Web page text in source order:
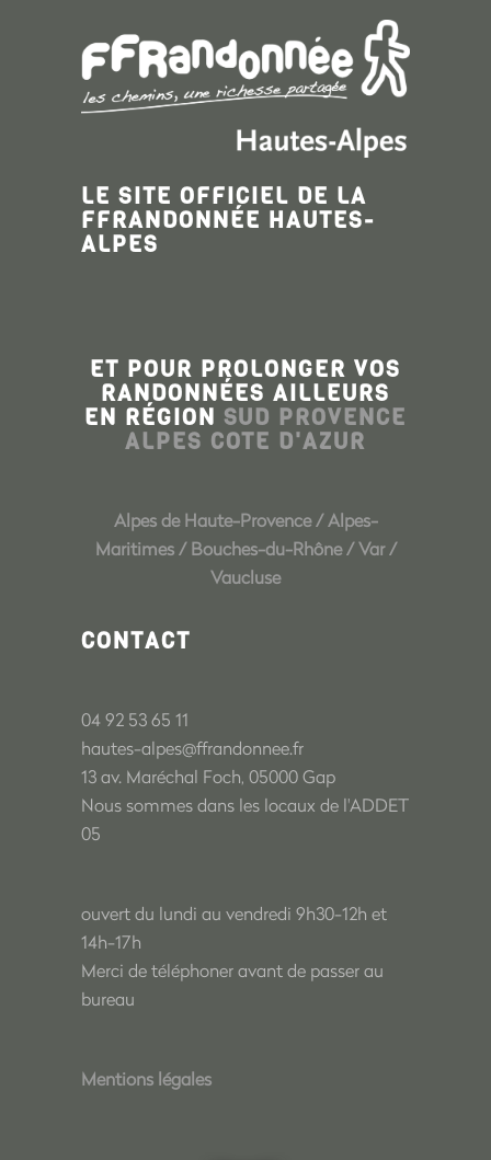
LE SITE OFFICIEL DE LA
FFRANDONNÉE HAUTES-
ALPES
ET POUR PROLONGER VOS
RANDONNÉES AILLEURS
EN RÉGION SUD PROVENCE
ALPES COTE D'AZUR
Alpes de Haute-Provence/Alpes-
Maritimes/Bouches-du-Rhône/Var/
Vaucluse
CONTACT
04 92 53 65 11
hautes-alpes@ffrandonnee.fr
13 av. Maréchal Foch, 05000 Gap
Nous sommes dans les locaux de l'ADDET
05
ouvert du lundi au vendredi 9h30-12h et
14h-17h
Merci de téléphoner avant de passer au
bureau
Mentions légales